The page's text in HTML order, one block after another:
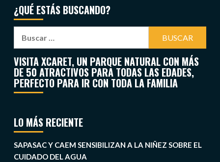
¿QUÉ ESTÁS BUSCANDO?
VISITA XCARET, UN PARQUE NATURAL CON MÁS
DE 50 ATRACTIVOS PARA TODAS LAS EDADES,
PERFECTO PARA IR CON TODA LA FAMILIA
LO MÁS RECIENTE
SAPASAC Y CAEM SENSIBILIZAN A LA NIÑEZ SOBRE EL
CUIDADO DEL AGUA